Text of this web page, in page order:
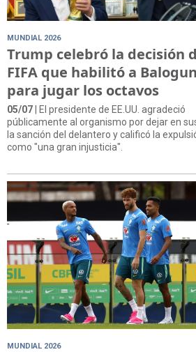
MUNDIAL 2026
Trump celebró la decisión
FIFA que habilitó a Balogun
para jugar los octavos
05/07 | El presidente de EE.UU. agradeció
públicamente al organismo por dejar en
la sanción del delantero y calificó la
como "una gran injusticia".
MUNDIAL 2026